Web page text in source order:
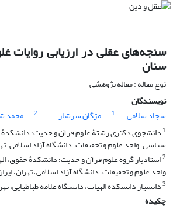
سنجه‌های عقلی در ارزیابی روایات
سنان
نوع مقاله : مقاله پژوهشی
نویسندگان
سجاد سلامی
1 مژگان سرشار 2 محمد
1 دانشجوی دکتری رشتۀ علوم قرآن و حدیث؛ دانشکدۀ
سیاسی، واحد علوم و تحقیقات، دانشگاه آزاد اسلامی،
2استادیار گروه علوم قرآن و حدیث؛ دانشکدۀ حقوق،
واحد علوم و تحقیقات، دانشگاه آزاد اسلامی، تهران،
3دانشیار دانشکده الهیات، دانشگاه علامه طباطبایی،
چکیده